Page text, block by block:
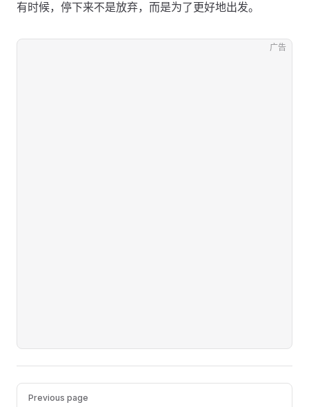
有时候，停下来不是放弃，而是为了更好地出发。
广告
Pager
Previous page